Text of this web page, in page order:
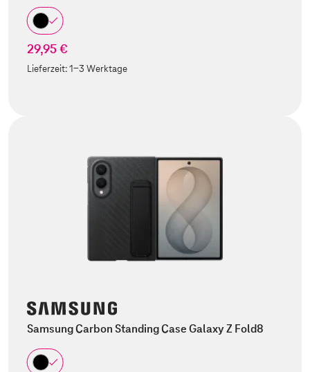
29,95 €
Lieferzeit:1-3 Werktage
Samsung Carbon Standing Case Galaxy Z Fold8